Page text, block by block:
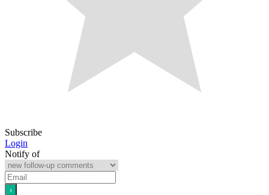
Subscribe
Login
Notify of